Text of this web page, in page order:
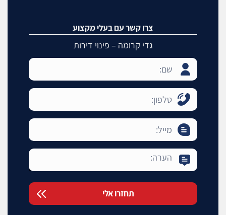
צרו קשר עם בעלי מקצוע
גדי קרומה – פינוי דירות